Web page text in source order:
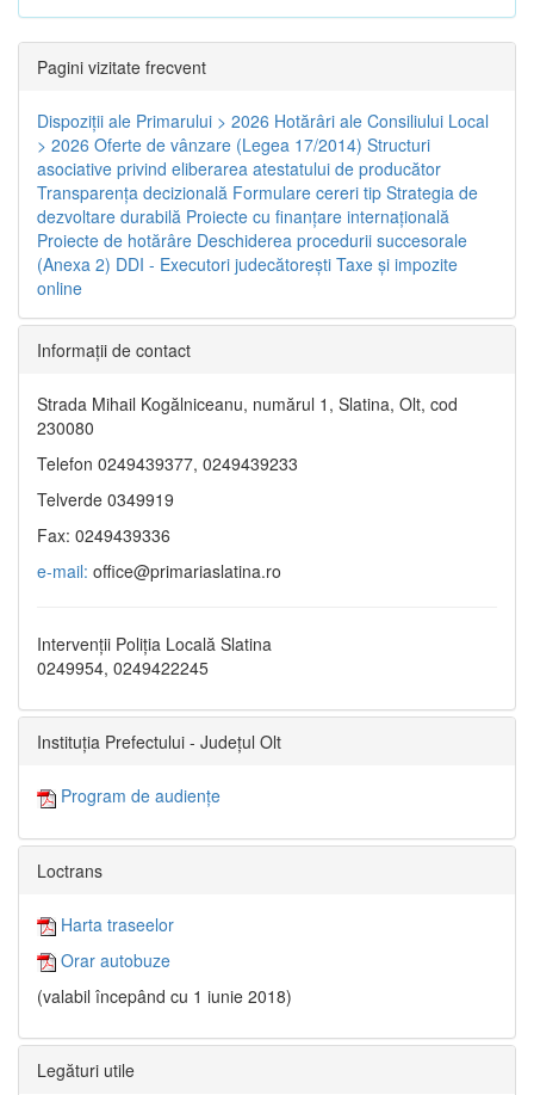
Pagini vizitate frecvent
Dispoziţii ale Primarului > 2026 Hotărâri ale Consiliului Local
> 2026 Oferte de vânzare (Legea 17/2014) Structuri
asociative privind eliberarea atestatului de producător
Transparenţa decizională Formulare cereri tip Strategia de
dezvoltare durabilă Proiecte cu finanţare internaţională
Proiecte de hotărâre Deschiderea procedurii succesorale
(Anexa 2) DDI - Executori judecătorești Taxe şi impozite
online
Informaţii de contact
Strada Mihail Kogălniceanu, numărul 1, Slatina, Olt, cod
230080
Telefon 0249439377, 0249439233
Telverde 0349919
Fax: 0249439336
e-mail: office@primariaslatina.ro
Intervenții Poliția Locală Slatina
0249954, 0249422245
Instituția Prefectului - Județul Olt
Program de audiențe
Loctrans
Harta traseelor
Orar autobuze
(valabil începând cu 1 iunie 2018)
Legături utile